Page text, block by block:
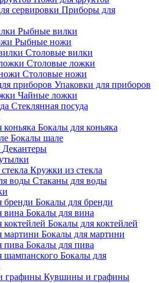
Приборы для
Рыбные вилки
Рыбные ножи
Столовые вилки
Столовые ложки
Столовые ножи
Упаковки для приборов
Чайные ложки
Стеклянная посуда
Бокалы для коньяка
Бокалы шале
Декантеры
Кружки из стекла
Стаканы для воды
Бокалы для бренди
Бокалы для вина
Бокалы для коктейлей
Бокалы для мартини
Бокалы для пива
Бокалы для
Кувшины и графины